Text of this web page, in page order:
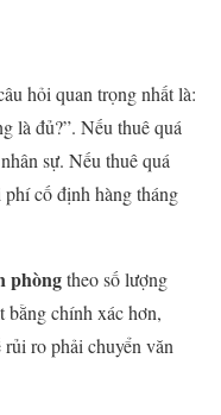
hỏi quan trọng nhất là:
là đủ?”. Nếu thuê quá
sự. Nếu thuê quá
cố định hàng tháng
phòngtheo số lượng
bằng chính xác hơn,
ro phải chuyển văn